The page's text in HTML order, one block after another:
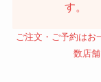
す。
ご注文・ご予約はお
数店